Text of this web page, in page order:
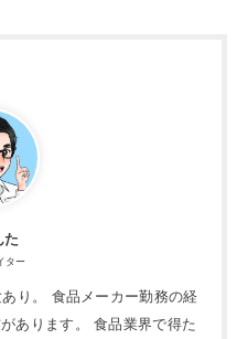
た
ター
り。 食品メーカー勤務の経
あります。 食品業界で得た